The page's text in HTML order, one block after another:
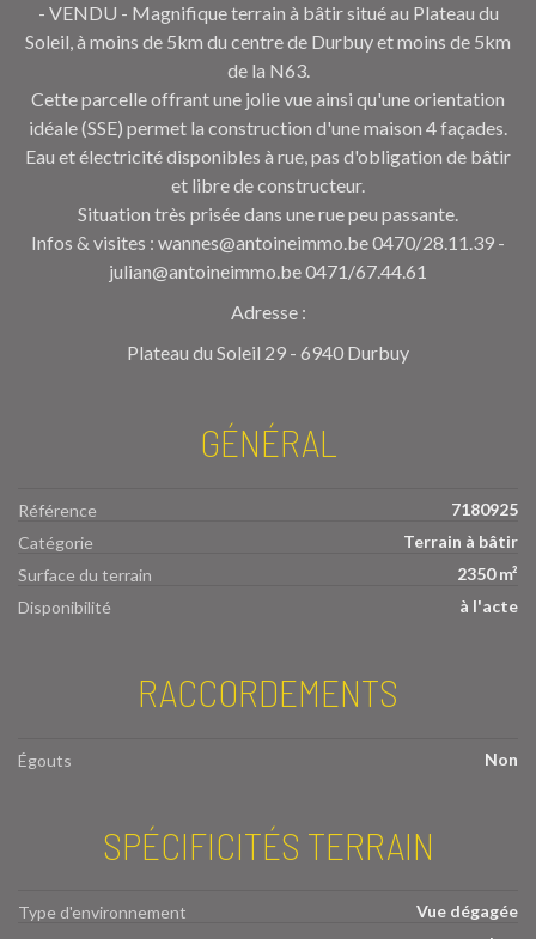
- VENDU - Magnifique terrain à bâtir situé au Plateau du
Soleil, à moins de 5km du centre de Durbuy et moins de 5km
de la N63.
Cette parcelle offrant une jolie vue ainsi qu'une orientation
idéale (SSE) permet la construction d'une maison 4 façades.
Eau et électricité disponibles à rue, pas d'obligation de bâtir
et libre de constructeur.
Situation très prisée dans une rue peu passante.
Infos & visites : wannes@antoineimmo.be 0470/28.11.39 -
julian@antoineimmo.be 0471/67.44.61
Adresse :
Plateau du Soleil 29 - 6940 Durbuy
GÉNÉRAL
Référence
7180925
Catégorie
Terrain à bâtir
Surface du terrain
2350 m²
Disponibilité
à l'acte
RACCORDEMENTS
Égouts Non
SPÉCIFICITÉS TERRAIN
Type d'environnement
Vue dégagée